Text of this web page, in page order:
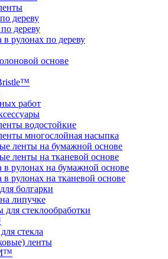
дереву
дереву
рулонах по дереву
основе
работ
водостойкие
многослойная насыпка
ленты на бумажной основе
ленты на тканевой основе
рулонах на бумажной основе
рулонах на тканевой основе
болгарки
липучке
стеклообработки
стекла
ленты